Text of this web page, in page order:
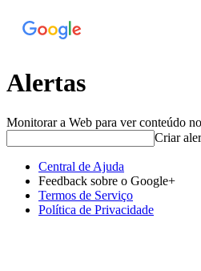
Alertas
Monitorar a Web para ver conteúdo
Criar
Central de Ajuda
Feedback sobre o Google+
Termos de Serviço
Política de Privacidade